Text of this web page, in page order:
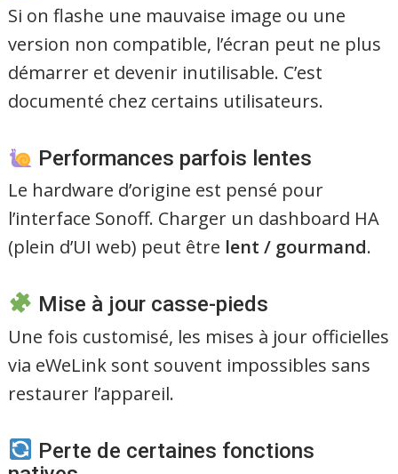
Si on flashe une mauvaise image ou une
version non compatible, l’écran peut ne plus
démarrer et devenir inutilisable. C’est
documenté chez certains utilisateurs.
Performances parfois lentes
Le hardware d’origine est pensé pour
l’interface Sonoff. Charger un dashboard HA
(plein d’UI web) peut être lent / gourmand.
Mise à jour casse-pieds
Une fois customisé, les mises à jour officielles
via eWeLink sont souvent impossibles sans
restaurer l’appareil.
Perte de certaines fonctions